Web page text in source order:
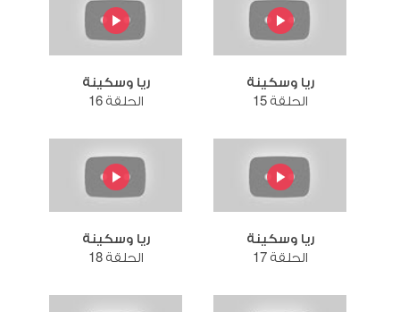
ريا وسكينة
الحلقة 15
ريا وسكينة
الحلقة 16
ريا وسكينة
الحلقة 17
ريا وسكينة
الحلقة 18